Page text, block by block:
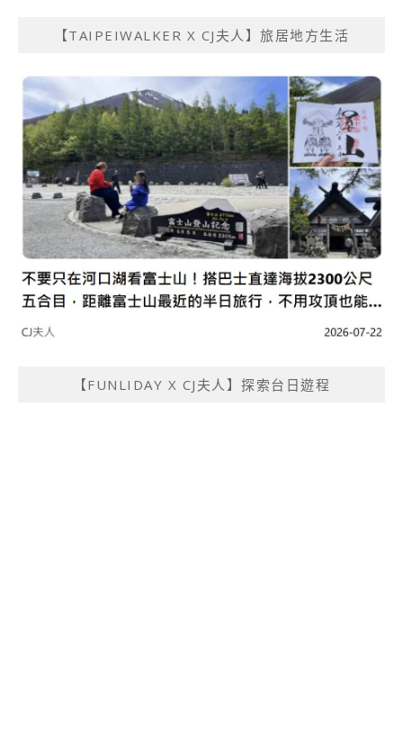
【TAIPEIWALKER X CJ夫人】旅居地方生活
【FUNLIDAY X CJ夫人】探索台日遊程